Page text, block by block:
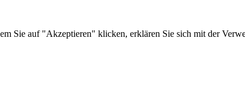
Sie auf "Akzeptieren" klicken, erklären Sie sich mit der